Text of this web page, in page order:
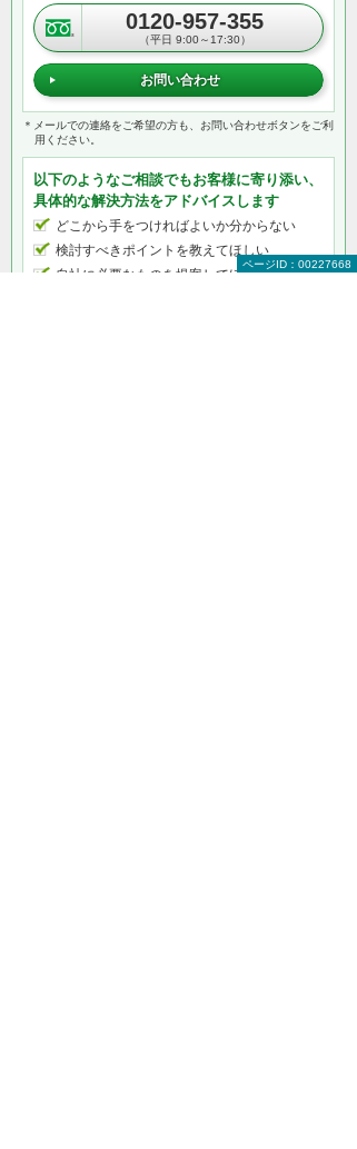
0120-957-355
（平日 9:00～17:30）
お問い合わせ
＊メールでの連絡をご希望の方も、お問い合わせボタンをご利
用ください。
以下のようなご相談でもお客様に寄り添い、
具体的な解決方法をアドバイスします
どこから手をつければよいか分からない
検討すべきポイントを教えてほしい
自社に必要なものを提案してほしい
ページID：00227668